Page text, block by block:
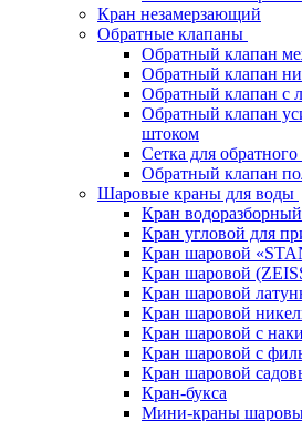
Кран незамерзающий
Обратные клапаны
Обратный клапан
Обратный клапан
Обратный клапан с
Обратный клапан
штоком
Сетка для обратного
Обратный клапан
Шаровые краны для воды
Кран водоразборный
Кран угловой для
Кран шаровой
Кран шаровой
Кран шаровой
Кран шаровой
Кран шаровой с
Кран шаровой с
Кран шаровой
Кран-букса
Мини-краны